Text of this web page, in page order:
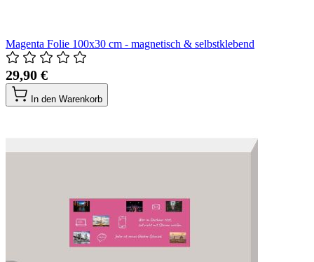
Magenta Folie 100x30 cm - magnetisch & selbstklebend
29,90 €
In den Warenkorb